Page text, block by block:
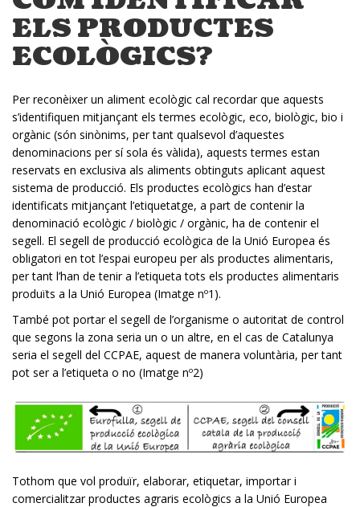
ELS PRODUCTES
ECOLÒGICS?
Per reconèixer un aliment ecològic cal recordar que aquests
s’identifiquen mitjançant els termes ecològic, eco, biològic, bio i
orgànic (són sinònims, per tant qualsevol d’aquestes
denominacions per sí sola és vàlida), aquests termes estan
reservats en exclusiva als aliments obtinguts aplicant aquest
sistema de producció. Els productes ecològics han d’estar
identificats mitjançant l’etiquetatge, a part de contenir la
denominació ecològic / biològic / orgànic, ha de contenir el
segell. El segell de producció ecològica de la Unió Europea és
obligatori en tot l’espai europeu per als productes alimentaris,
per tant l’han de tenir a l’etiqueta tots els productes alimentaris
produïts a la Unió Europea (Imatge nº1).
També pot portar el segell de l’organisme o autoritat de control
que segons la zona seria un o un altre, en el cas de Catalunya
seria el segell del CCPAE, aquest de manera voluntària, per tant
pot ser a l’etiqueta o no (Imatge nº2)
Tothom que vol produïr, elaborar, etiquetar, importar i
comercialitzar productes agraris ecològics a la Unió Europea